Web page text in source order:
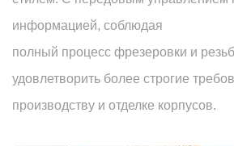
информацией, соблюдая
полный процесс фрезеровки и
удовлетворить более строгие
производству и отделке корпусов.